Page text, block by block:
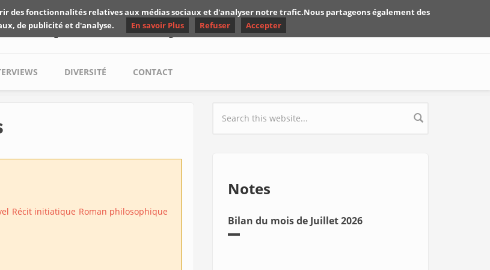
de Yuyine
DIVERSITÉ CONTACT
Récit initiatique Roman philosophique
Search form
Notes
Bilan du mois de Juillet 2026
des fonctionnalités relatives aux médias sociaux et d'analyser notre trafic.Nous partageons également des
de publicité et d'analyse.
En savoir Plus Refuser Accepter